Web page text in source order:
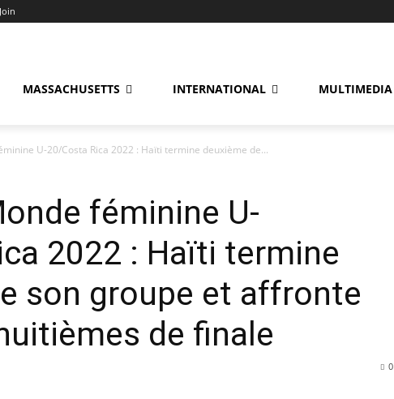
MASSACHUSETTS INTERNATIONAL MULTIMEDIA
U-20/Costa Rica 2022 : Haïti termine deuxième de...
féminine U-
2022 : Haïti termine
son groupe et affronte
de finale
0